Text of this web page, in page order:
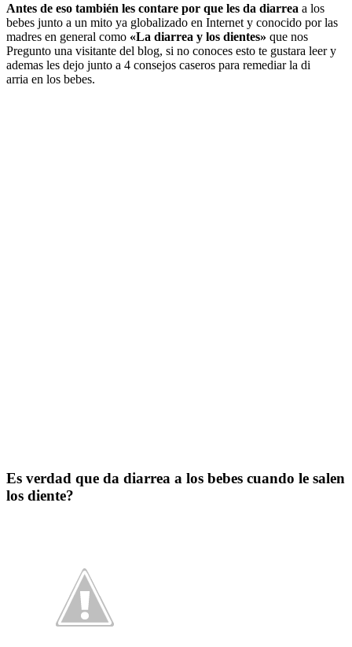
Antes de eso también les contare por que les da diarrea a los
bebes junto a un mito ya globalizado en Internet y conocido por las
madres en general como «La diarrea y los dientes» que nos
Pregunto una visitante del blog, si no conoces esto te gustara leer y
ademas les dejo junto a 4 consejos caseros para remediar la di
arria en los bebes.
Es verdad que da diarrea a los bebes cuando le salen
los diente?